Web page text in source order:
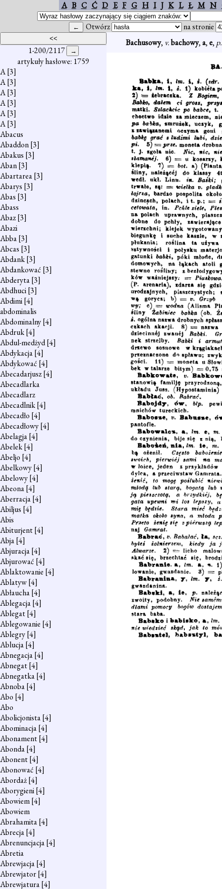
A B C Ć D E F G H I J K L Ł M N
Otwórz na stronie
1-200/2117
artykuły hasłowe: 1759
A[3]
A[3]
A[3]
A[3]
A[3]
A[3]
Abacus
Abaddon[3]
Abakus [3]
Aban[3]
Abartarea[3]
Abarys [3]
Abas [3]
Abass
Abaz[3]
Abazi
Abba[3]
Abcas [3]
Abdank[3]
Abdankować [3]
Abderyta[3]
Abdhuci[3]
Abdimi[4]
abdominalis
Abdominalny[4]
Abdruk[4]
Abdul-medżyd[4]
Abdykacja[4]
Abdykować [4]
Abecadarjusz[4]
Abecadlarka
Abecadlarz
Abecadlnik[4]
Abecadło [4]
Abecadłowy[4]
Abelagja[4]
Abelek[4]
Abeljo [4]
Abelkowy[4]
Abelowy[4]
Abeona[4]
Aberracja[4]
Abiljus [4]
Abis
Abiturjent[4]
Abja[4]
Abjuracja[4]
Abjurować [4]
Ablaktowanie [4]
Ablatyw[4]
Abłaucha[4]
Ablegacja[4]
Ablegat[4]
Ablegowanie [4]
Ablegry[4]
Ablucja[4]
Abnegacja[4]
Abnegat[4]
Abnegatka[4]
Abnoba[4]
Abo [4]
Abo
Abolicjonista[4]
Abominacja[4]
Abonament[4]
Abonda[4]
Abonent[4]
Abonować [4]
Abordaż[4]
Aborygieni[4]
Abowiem[4]
Abowiem
Abrahamita[4]
Abrecja[4]
Abrenuncjacja[4]
Abretia
Abrewjacja[4]
Abrewjator[4]
Abrewjatura[4]
Bachusowy, v.bachowy,a,e,